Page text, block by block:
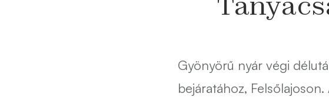
Gyönyörű nyár végi
bejáratához,